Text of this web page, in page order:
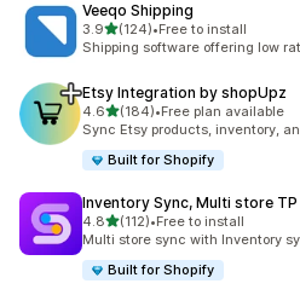
Veeqo Shipping
3.9เต็ม 5 ดาว
(124)
ทั้งหมด 124 รีวิว
•Free to install
Shipping software offering low
Etsy Integration by shopUpz
4.6เต็ม 5 ดาว
(184)
ทั้งหมด 184 รีวิว
•Free plan available
Sync Etsy products, inventory,
Built for Shopify
Inventory Sync, Multi store TP
4.8เต็ม 5 ดาว
(112)
ทั้งหมด 112 รีวิว
•Free to install
Multi store sync with Inventory
Built for Shopify